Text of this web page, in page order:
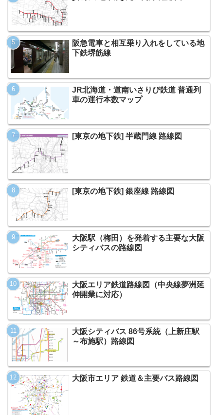
阪急電車と相互乗り入れをしている地
下鉄堺筋線
JR北海道・道南いさりび鉄道 普通列
車の運行本数マップ
[東京の地下鉄] 半蔵門線 路線図
[東京の地下鉄] 銀座線 路線図
大阪駅（梅田）を発着する主要な大阪
シティバスの路線図
大阪エリア鉄道路線図（中央線夢洲延
伸開業に対応）
大阪シティバス 86号系統（上新庄駅
～布施駅）路線図
大阪市エリア 鉄道＆主要バス路線図